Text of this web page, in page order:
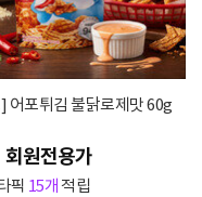
어포튀김 불닭로제맛 60g
회원전용가
픽 15개적립